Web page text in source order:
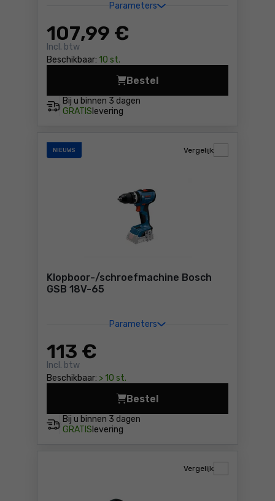
Parameters
107,99 €
Incl. btw
Beschikbaar: 10 st.
Bij u binnen 3 dagen
GRATIS levering
Bestel
Klopboor-/schroefmachine
NIEUWS
Klopboor-/schroefmachine Bosch
GSB 18V-65
Parameters
113 €
Incl. btw
Beschikbaar: > 10 st.
Vergelijk
Bij u binnen 3 dagen
GRATIS levering
Bestel
Klopboor-/schroefmachine
Vergelijk